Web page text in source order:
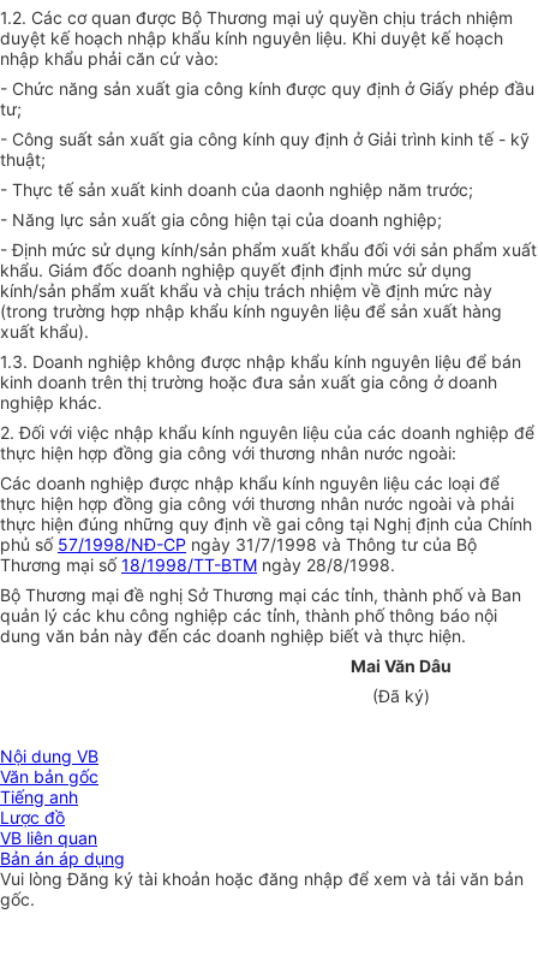
1.2. Các cơ quan được Bộ Thương mại uỷ quyền chịu trách nhiệm
duyệt kế hoạch nhập khẩu kính nguyên liệu. Khi duyệt kế hoạch
nhập khẩu phải căn cứ vào:
- Chức năng sản xuất gia công kính được quy định ở Giấy phép đầu
tư;
- Công suất sản xuất gia công kính quy định ở Giải trình kinh tế - kỹ
thuật;
- Thực tế sản xuất kinh doanh của daonh nghiệp năm trước;
- Năng lực sản xuất gia công hiện tại của doanh nghiệp;
- Định mức sử dụng kính/sản phẩm xuất khẩu đối với sản phẩm xuất
khẩu. Giám đốc doanh nghiệp quyết định định mức sử dụng
kính/sản phẩm xuất khẩu và chịu trách nhiệm về định mức này
(trong trường hợp nhập khẩu kính nguyên liệu để sản xuất hàng
xuất khẩu).
1.3. Doanh nghiệp không được nhập khẩu kính nguyên liệu để bán
kinh doanh trên thị trường hoặc đưa sản xuất gia công ở doanh
nghiệp khác.
2. Đối với việc nhập khẩu kính nguyên liệu của các doanh nghiệp để
thực hiện hợp đồng gia công với thương nhân nước ngoài:
Các doanh nghiệp được nhập khẩu kính nguyên liệu các loại để
thực hiện hợp đồng gia công với thương nhân nước ngoài và phải
thực hiện đúng những quy định về gai công tại Nghị định của Chính
phủ số 57/1998/NĐ-CP ngày 31/7/1998 và Thông tư của Bộ
Thương mại số18/1998/TT-BTM ngày 28/8/1998.
Bộ Thương mại đề nghị Sở Thương mại các tỉnh, thành phố và Ban
quản lý các khu công nghiệp các tỉnh, thành phố thông báo nội
dung văn bản này đến các doanh nghiệp biết và thực hiện.
Mai Văn Dâu
(Đã ký)
Nội dung VB
Văn bản gốc
Tiếng anh
Lược đồ
VB liên quan
Bản án áp dụng
Vui lòngĐăng ký tài khoản hoặc đăng nhập để xem và tải văn bản
gốc.